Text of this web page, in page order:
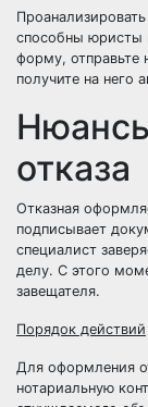
способны юристы
форму, отправьте
получите на него
отказа
Отказная
подписывает
специалист
делу. С этого
завещателя.
Порядок действий
Для оформления
нотариальную